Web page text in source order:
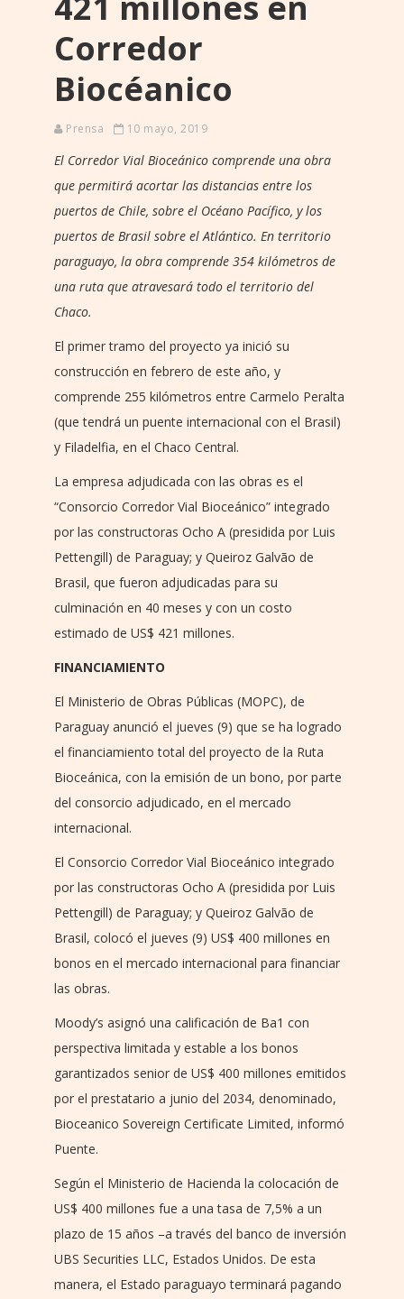
Corredor
Biocéanico
Prensa 10 mayo, 2019
El Corredor Vial Bioceánico comprende una obra
que permitirá acortar las distancias entre los
puertos de Chile, sobre el Océano Pacífico, y los
puertos de Brasil sobre el Atlántico. En territorio
paraguayo, la obra comprende 354 kilómetros de
una ruta que atravesará todo el territorio del
Chaco.
El primer tramo del proyecto ya inició su
construcción en febrero de este año, y
comprende 255 kilómetros entre Carmelo Peralta
(que tendrá un puente internacional con el Brasil)
y Filadelfia, en el Chaco Central.
La empresa adjudicada con las obras es el
“Consorcio Corredor Vial Bioceánico” integrado
por las constructoras Ocho A (presidida por Luis
Pettengill) de Paraguay; y Queiroz Galvão de
Brasil, que fueron adjudicadas para su
culminación en 40 meses y con un costo
estimado de US$ 421 millones.
FINANCIAMIENTO
El Ministerio de Obras Públicas (MOPC), de
Paraguay anunció el jueves (9) que se ha logrado
el financiamiento total del proyecto de la Ruta
Bioceánica, con la emisión de un bono, por parte
del consorcio adjudicado, en el mercado
internacional.
El Consorcio Corredor Vial Bioceánico integrado
por las constructoras Ocho A (presidida por Luis
Pettengill) de Paraguay; y Queiroz Galvão de
Brasil, colocó el jueves (9) US$ 400 millones en
bonos en el mercado internacional para financiar
las obras.
Moody’s asignó una calificación de Ba1 con
perspectiva limitada y estable a los bonos
garantizados senior de US$ 400 millones emitidos
por el prestatario a junio del 2034, denominado,
Bioceanico Sovereign Certificate Limited, informó
Puente.
Según el Ministerio de Hacienda la colocación de
US$ 400 millones fue a una tasa de 7,5% a un
plazo de 15 años –a través del banco de inversión
UBS Securities LLC, Estados Unidos. De esta
manera, el Estado paraguayo terminará pagando